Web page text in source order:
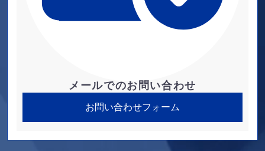
メールでのお問い合わせ
お問い合わせフォーム